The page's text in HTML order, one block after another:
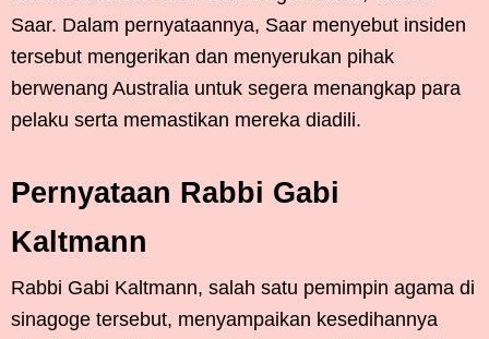
Saar. Dalam pernyataannya, Saar menyebut insiden
tersebut mengerikan dan menyerukan pihak
berwenang Australia untuk segera menangkap para
pelaku serta memastikan mereka diadili.
Pernyataan Rabbi Gabi
Kaltmann
Rabbi Gabi Kaltmann, salah satu pemimpin agama di
sinagoge tersebut, menyampaikan kesedihannya